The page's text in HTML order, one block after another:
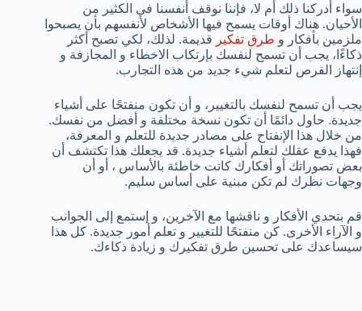
سواء أدركنا ذلك أم لا، فإننا نوقف أنفسنا في الكثير من
الأحيان. هناك أوقات يسمح فيها الأشخاص لأنفسهم بأن يصبحوا
ملزمين بأفكار و طرق تفكير قديمة. لذلك، لكي تصبح أكثر
ذكاءًا، يجب أن تسمح لنفسك بإرتكاب الاخطاء و المجازفة و
إنتهاز الفرص لتعلم شيء جديد من هذه التجارب.
يجب أن تسمح لنفسك بالتغيير، و أن تكون منفتحًا على أشياء
جديدة. حاول دائمًا أن تكون نسخة مختلفة و أفضل من نفسك.
من خلال هذا الإنفتاح على مصادر جديدة للتعلم و المعرفة،
فهذا يدفع عقلك لتعلم أشياء جديدة. قد يجعلك هذا تكتشف أن
بعض تصوراتك أو أفكارك كانت خاطئة بالأساس ، أو أن
وجهات نظرك لم تكن مبنية على أساس سليم.
قم بتحدي الأفكار و ناقشها مع الآخرين، و إستمع إلى الجوانب
و الآراء الأخرى. كن منفتحًا للتغيير و تعلم أمور جديدة. كل هذا
سيساعدك على تحسين طرق تفكيرك و زيادة ذكاءك.